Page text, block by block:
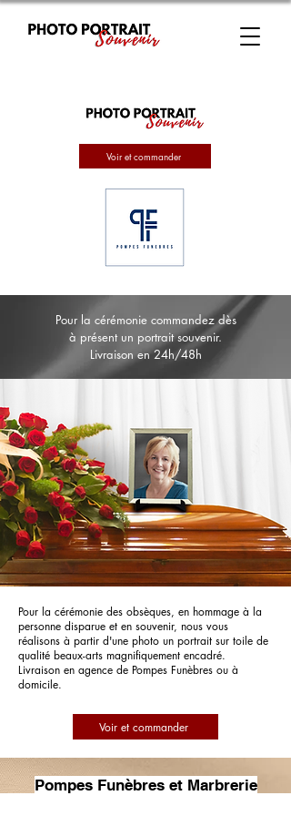
Voir et commander
Pour la cérémonie commandez dès
à présent un portrait souvenir.
Livraison en 24h/48h
Pour la cérémonie des obsèques, en hommage à la
personne disparue et en souvenir, nous vous
réalisons à partir d'une photo un portrait sur toile de
qualité beaux-arts magnifiquement encadré.
Livraison en agence de Pompes Funèbres ou à
domicile.
Voir et commander
Pompes Funèbres et Marbrerie